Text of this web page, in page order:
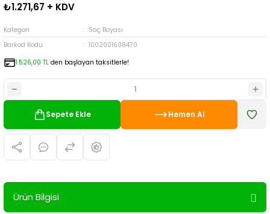
₺1.271,67 + KDV
Kategori
Saç Boyası
Barkod Kodu
1002001608470
1.526,00 TL den başlayan taksitlerle!
Sepete Ekle Hemen Al
Ürün Bilgisi